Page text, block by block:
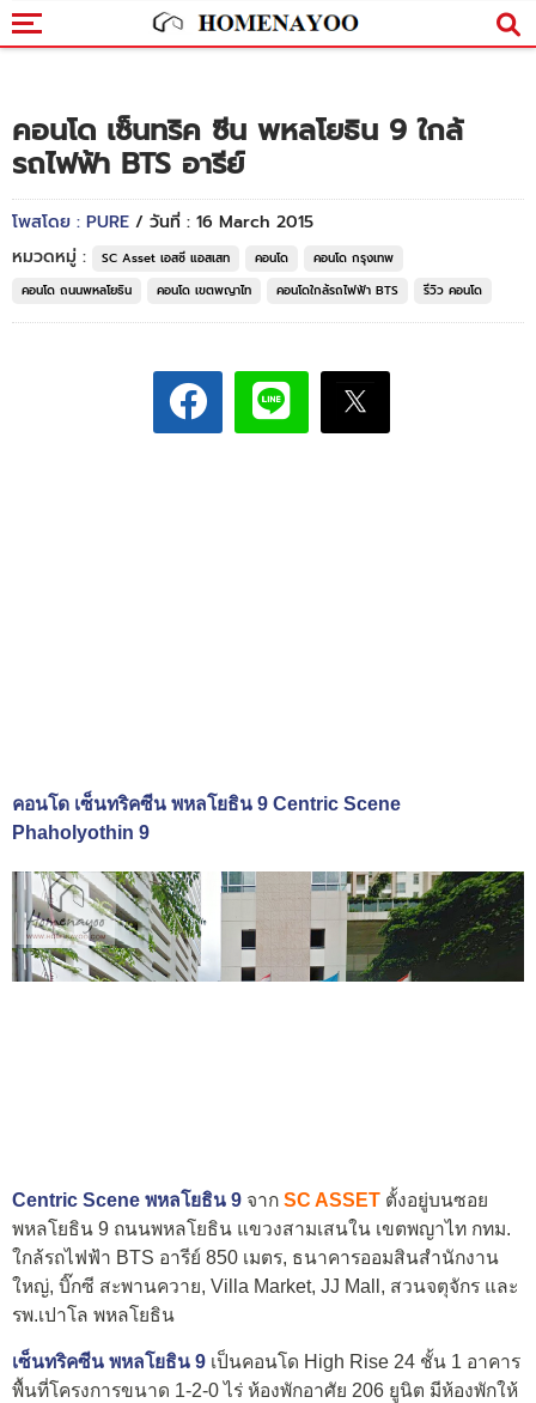
คอนโด เซ็นทริค ซีน พหลโยธิน 9 ใกล้
รถไฟฟ้า BTS อารีย์
โพสโดย : PURE / วันที่ : 16 March 2015
หมวดหมู่ :
SC Asset เอสซี แอสเสท คอนโด
คอนโด กรุงเทพ
คอนโด ถนนพหลโยธิน
คอนโด เขตพญาไท คอนโดใกล้รถไฟฟ้า BTS รีวิว คอนโด
คอนโด เซ็นทริคซีน พหลโยธิน 9 Centric Scene
Phaholyothin 9
Centric Scene พหลโยธิน 9 จาก SC ASSET ตั้งอยู่บนซอย
พหลโยธิน 9 ถนนพหลโยธิน แขวงสามเสนใน เขตพญาไท กทม.
ใกล้รถไฟฟ้า BTS อารีย์ 850 เมตร, ธนาคารออมสินสำนักงาน
ใหญ่, บิ๊กซี สะพานควาย, Villa Market, JJ Mall, สวนจตุจักร และ
รพ.เปาโล พหลโยธิน
เซ็นทริคซีน พหลโยธิน 9 เป็นคอนโด High Rise 24 ชั้น 1 อาคาร
พื้นที่โครงการขนาด 1-2-0 ไร่ ห้องพักอาศัย 206 ยูนิต มีห้องพักให้